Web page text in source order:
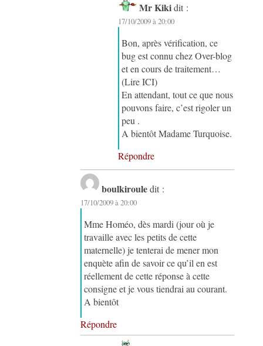
Mr Kiki dit :
17/10/2009 à 20:00
Bon, après vérification, ce
bug est connu chez Over-blog
et en cours de traitement…
(Lire ICI)
En attendant, tout ce que nous
pouvons faire, c’est rigoler un
peu .
A bientôt Madame Turquoise.
Répondre
boulkiroule dit :
17/10/2009 à 20:00
Mme Homéo, dès mardi (jour où je
travaille avec les petits de cette
maternelle) je tenterai de mener mon
enquète afin de savoir ce qu’il en est
réellement de cette réponse à cette
consigne et je vous tiendrai au courant.
A bientôt
Répondre